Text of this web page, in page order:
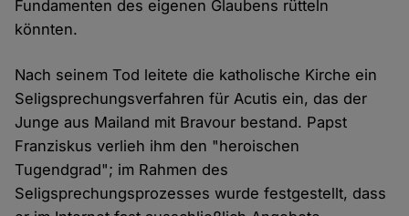
Fundamenten des eigenen Glaubens rütteln
könnten.
Nach seinem Tod leitete die katholische Kirche ein
Seligsprechungsverfahren für Acutis ein, das der
Junge aus Mailand mit Bravour bestand. Papst
Franziskus verlieh ihm den "heroischen
Tugendgrad"; im Rahmen des
Seligsprechungsprozesses wurde festgestellt, dass